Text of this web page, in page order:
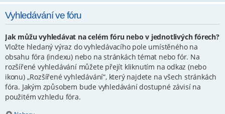
Vyhledávání ve fóru
Jak můžu vyhledávat na celém fóru nebo v jednotlivých fórech?
Vložte hledaný výraz do vyhledávacího pole umístěného na
obsahu fóra (indexu) nebo na stránkách témat nebo fór. Na
rozšířené vyhledávání můžete přejít kliknutím na odkaz (nebo
ikonu) „Rozšířené vyhledávání“, který najdete na všech stránkách
fóra. Jakým způsobem bude vyhledávání dostupné závisí na
použitém vzhledu fóra.